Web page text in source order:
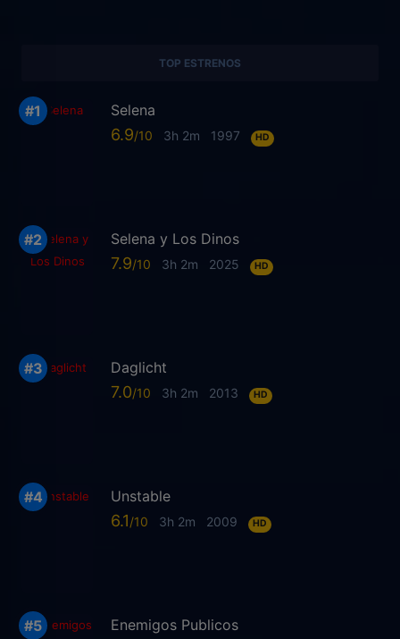
TOP ESTRENOS
Selena
6.9 3h 2m 1997 HD
Selena y Los Dinos
7.9 3h 2m 2025 HD
Daglicht
7.0 3h 2m 2013 HD
Unstable
6.1 3h 2m 2009 HD
Enemigos Publicos